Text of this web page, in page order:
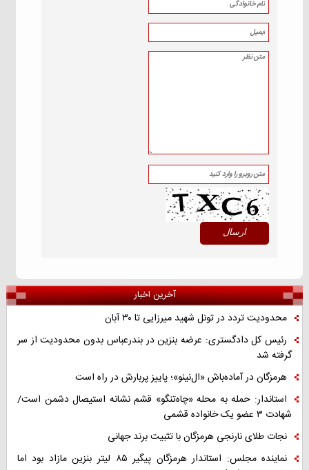
آخرین اخبار
محدودیت تردد در تونل شهید میرزایی تا ۳۰ آبان
رئیس کل دادگستری: عرضه بنزین در بندرعباس بدون محدودیت از سر
گرفته شد
هرمزگان در آماده‌باش «ال‌نینو»؛ پاییز پربارش در راه است
استاندار: حمله به محله «چاه‌تنگو» قشم نشانه استیصال دشمن است/
شهادت ۳ عضو یک خانواده قشمی
نجات طلای نارنجی هرمزگان با تثبیت برند جهانی
نماینده مجلس: استاندار هرمزگان پیگیر ۸۵ لیتر بنزین مازاد بود اما